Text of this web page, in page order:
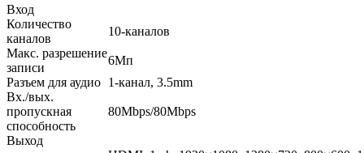
Вход
Количество
каналов
10-каналов
Макс. разрешение
записи
6Mп
Разъем для аудио 1-канал, 3.5mm
Вх./вых.
пропускная
способность
80Mbps/80Mbps
Выход